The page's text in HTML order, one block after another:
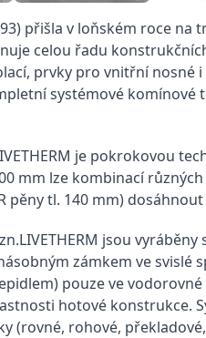
přišla v loňském roce
celou řadu
prvky pro vnitřní
systémové
je pokrokovou
mm lze kombinací
pěny tl. 140 mm)
jsou
zámkem ve svislé
pouze ve
hotové konstrukce.
(rovné, rohové,